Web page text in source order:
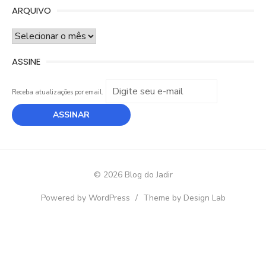
ARQUIVO
ARQUIVO
ASSINE
Receba atualizações por email.
© 2026 Blog do Jadir
Powered by WordPress / Theme by Design Lab